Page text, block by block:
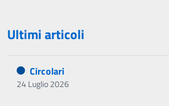
Ultimi articoli
Circolari
24 Luglio 2026